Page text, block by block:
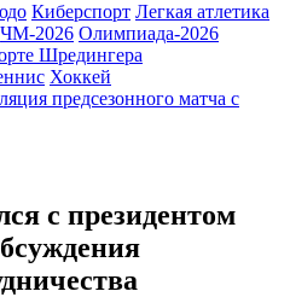
Киберспорт Легкая атлетика
ЧМ-2026 Олимпиада-2026
Шредингера
Хоккей
предсезонного матча с
с президентом